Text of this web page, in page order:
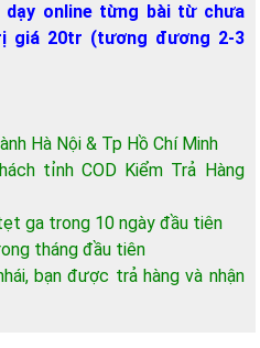
online từng bài từ chưa
giá 20tr (tương đương 2-3
Hà Nội & Tp Hồ Chí Minh
tỉnh COD Kiểm Trả Hàng
ga trong 10 ngày đầu tiên
tháng đầu tiên
bạn được trả hàng và nhận